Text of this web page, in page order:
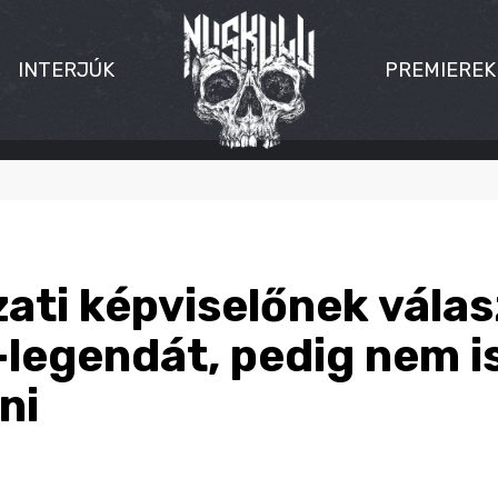
INTERJÚK PREMIEREK
képviselőnek
pedig nem